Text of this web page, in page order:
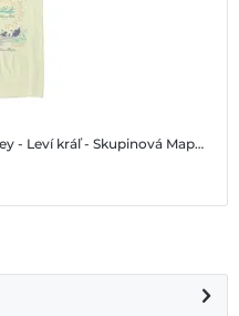
kráľ - Skupinová Map of the World - Pánske Tričko